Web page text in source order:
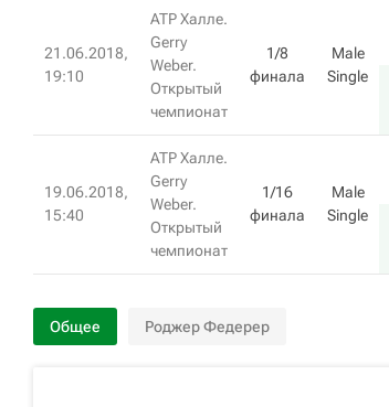
21.06.2018,
19:10
ATP Халле.
Gerry
Weber.
Открытый
чемпионат
1/8
финала
Male
Single
19.06.2018,
15:40
ATP Халле.
Gerry
Weber.
Открытый
чемпионат
1/16
финала
Male
Single
Общее Роджер Федерер